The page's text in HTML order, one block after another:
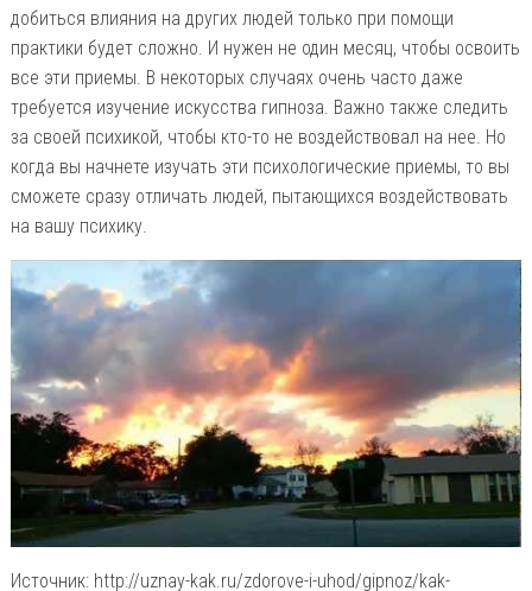
добиться влияния на других людей только при помощи
практики будет сложно. И нужен не один месяц, чтобы освоить
все эти приемы. В некоторых случаях очень часто даже
требуется изучение искусства гипноза. Важно также следить
за своей психикой, чтобы кто-то не воздействовал на нее. Но
когда вы начнете изучать эти психологические приемы, то вы
сможете сразу отличать людей, пытающихся воздействовать
на вашу психику.
Источник: http://uznay-kak.ru/zdorove-i-uhod/gipnoz/kak-